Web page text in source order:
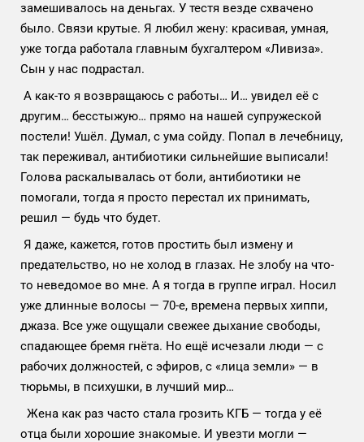
замешивалось на деньгах. У тестя везде схвачено
было. Связи крутые. Я любил жену: красивая, умная,
уже тогда работала главным бухгалтером «Ливиза».
Сын у нас подрастал.
А как-то я возвращаюсь с работы… И… увидел её с
другим… бесстыжую… прямо на нашей супружеской
постели! Ушёл. Думал, с ума сойду. Попал в лечебницу,
так переживал, антибиотики сильнейшие выписали!
Голова раскалывалась от боли, антибиотики не
помогали, тогда я просто перестал их принимать,
решил — будь что будет.
Я даже, кажется, готов простить был измену и
предательство, но не холод в глазах. Не злобу на что-
то неведомое во мне. А я тогда в группе играл. Носил
уже длинные волосы — 70-е, времена первых хиппи,
джаза. Все уже ощущали свежее дыхание свободы,
спадающее бремя гнёта. Но ещё исчезали люди — с
рабочих должностей, с эфиров, с «лица земли» — в
тюрьмы, в психушки, в лучший мир…
Жена как раз часто стала грозить КГБ — тогда у её
отца были хорошие знакомые. И увезти могли —